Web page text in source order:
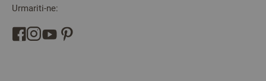
Urmariti-ne: